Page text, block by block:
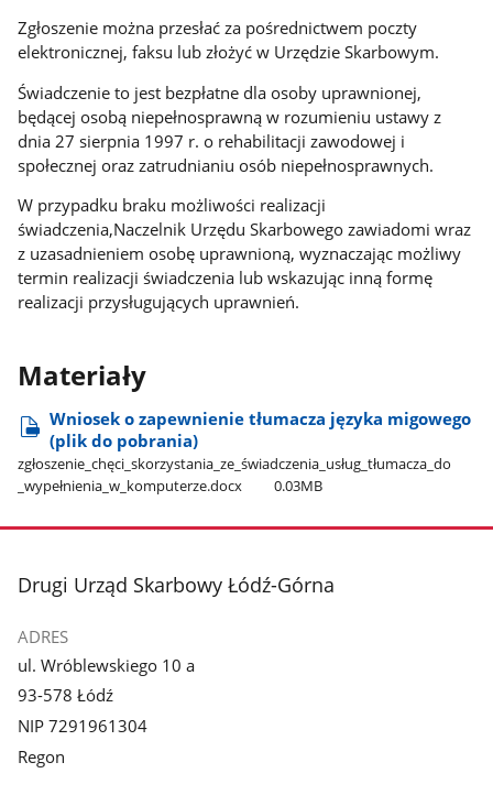
Zgłoszenie można przesłać za pośrednictwem poczty
elektronicznej, faksu lub złożyć w Urzędzie Skarbowym.
Świadczenie to jest bezpłatne dla osoby uprawnionej,
będącej osobą niepełnosprawną w rozumieniu ustawy z
dnia 27 sierpnia 1997 r. o rehabilitacji zawodowej i
społecznej oraz zatrudnianiu osób niepełnosprawnych.
W przypadku braku możliwości realizacji
świadczenia,Naczelnik Urzędu Skarbowego zawiadomi wraz
z uzasadnieniem osobę uprawnioną, wyznaczając możliwy
termin realizacji świadczenia lub wskazując inną formę
realizacji przysługujących uprawnień.
Materiały
Wniosek o zapewnienie tłumacza języka migowego
(plik do pobrania)
zgłoszenie​_chęci​_skorzystania​_ze​_świadczenia​_usług​_tłumacza​_do​
_wypełnienia​_w​_komputerze.docx
0.03MB
stopka
Drugi Urząd Skarbowy Łódź-Górna
ADRES
ul. Wróblewskiego 10 a
93-578 Łódź
NIP 7291961304
Regon